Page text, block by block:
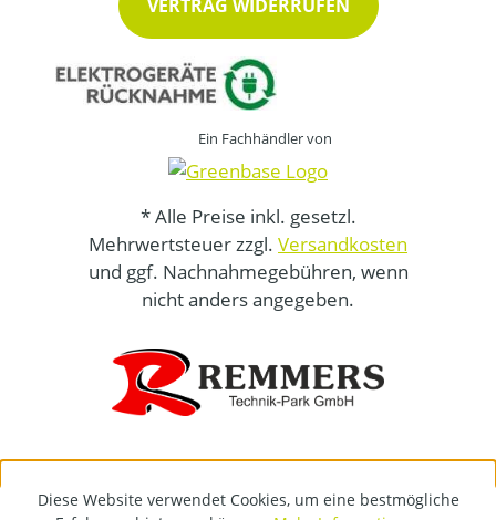
VERTRAG WIDERRUFEN
Ein Fachhändler von
* Alle Preise inkl. gesetzl.
Mehrwertsteuer zzgl. Versandkosten
und ggf. Nachnahmegebühren, wenn
nicht anders angegeben.
Diese Website verwendet Cookies, um eine bestmögliche